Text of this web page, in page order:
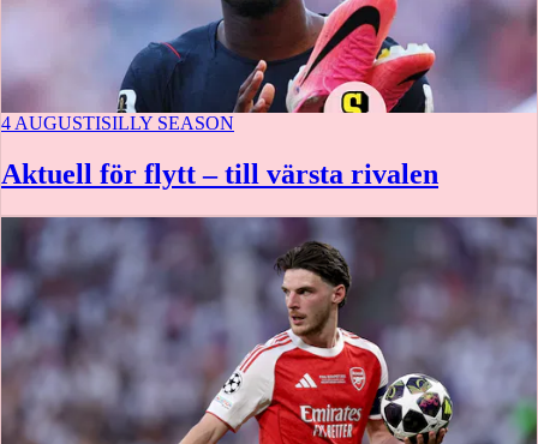
4 AUGUSTISILLY SEASON
Aktuell för flytt – till värsta rivalen